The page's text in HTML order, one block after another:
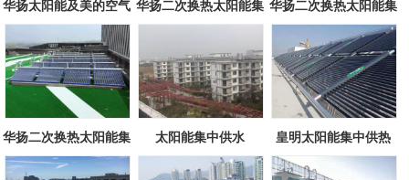
华扬太阳能及美的空气 华扬二次换热太阳能集 华扬二次换热太阳能集
中系统
华扬二次换热太阳能集
中系统
太阳能集中供水 皇明太阳能集中供热